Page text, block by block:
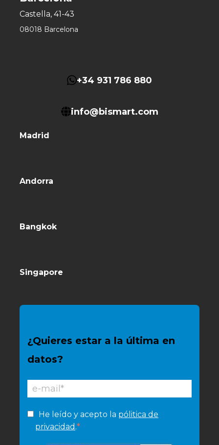
Castella, 41-43
08018 Barcelona
+34 931 786 880
info@bismart.com
Madrid
Andorra
Bangkok
Singapore
¿Quieres estar a la última en
datos?
He leído y acepto la pólitica de
privacidad .*